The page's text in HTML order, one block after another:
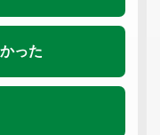
った